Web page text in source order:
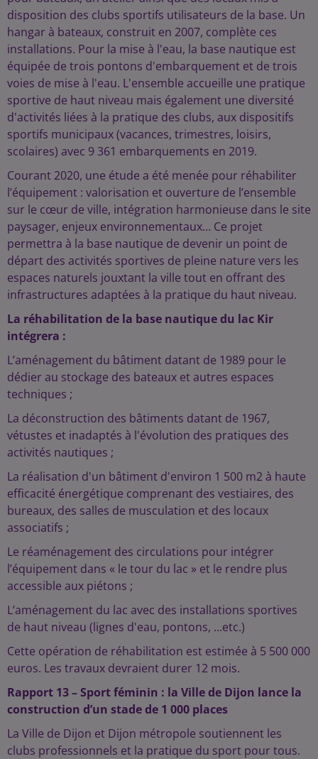
disposition des clubs sportifs utilisateurs de la base. Un
hangar à bateaux, construit en 2007, complète ces
installations. Pour la mise à l'eau, la base nautique est
équipée de trois pontons d'embarquement et de trois
voies de mise à l'eau. L'ensemble accueille une pratique
sportive de haut niveau mais également une diversité
d'activités liées à la pratique des clubs, aux dispositifs
sportifs municipaux (vacances, trimestres, loisirs,
scolaires) avec 9 361 embarquements en 2019.
Courant 2020, une étude a été menée pour réhabiliter
l’équipement : valorisation et ouverture de l’ensemble
sur le cœur de ville, intégration harmonieuse dans le site
paysager, enjeux environnementaux… Ce projet
permettra à la base nautique de devenir un point de
départ des activités sportives de pleine nature vers les
espaces naturels jouxtant la ville tout en offrant des
infrastructures adaptées à la pratique du haut niveau.
La réhabilitation de la base nautique du lac Kir
intégrera :
L’aménagement du bâtiment datant de 1989 pour le
dédier au stockage des bateaux et autres espaces
techniques ;
La déconstruction des bâtiments datant de 1967,
vétustes et inadaptés à l'évolution des pratiques des
activités nautiques ;
La réalisation d'un bâtiment d'environ 1 500 m2 à haute
efficacité énergétique comprenant des vestiaires, des
bureaux, des salles de musculation et des locaux
associatifs ;
Le réaménagement des circulations pour intégrer
l’équipement dans « le tour du lac » et le rendre plus
accessible aux piétons ;
L’aménagement du lac avec des installations sportives
de haut niveau (lignes d'eau, pontons, ...etc.)
Cette opération de réhabilitation est estimée à 5 500 000
euros. Les travaux devraient durer 12 mois.
Rapport 13 – Sport féminin : la Ville de Dijon lance la
construction d’un stade de 1 000 places
La Ville de Dijon et Dijon métropole soutiennent les
clubs professionnels et la pratique du sport pour tous.